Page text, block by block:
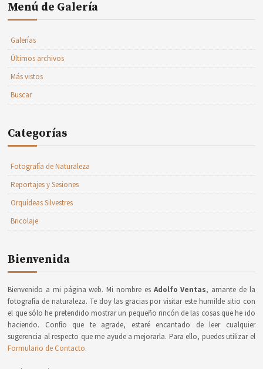
Menú de Galería
Galerías
Últimos archivos
Más vistos
Buscar
Categorías
Fotografía de Naturaleza
Reportajes y Sesiones
Orquídeas Silvestres
Bricolaje
Bienvenida
Bienvenido a mi página web. Mi nombre es Adolfo Ventas, amante de la
fotografía de naturaleza. Te doy las gracias por visitar este humilde sitio con
el que sólo he pretendido mostrar un pequeño rincón de las cosas que he ido
haciendo. Confío que te agrade, estaré encantado de leer cualquier
sugerencia al respecto que me ayude a mejorarla. Para ello, puedes utilizar el
Formulario de Contacto.